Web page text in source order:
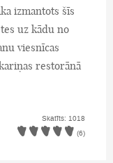
izmantots šīs
uz kādu no
viesnīcas
restorānā
Skatīts: 1018
(6)